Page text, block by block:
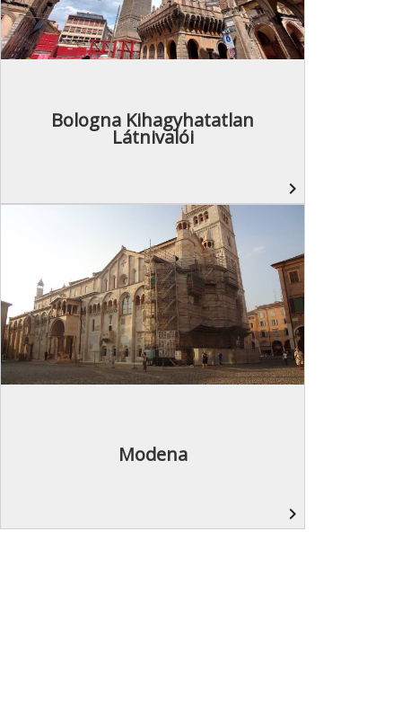
Bologna Kihagyhatatlan
Látnivalói
navigate_next
Modena
navigate_next